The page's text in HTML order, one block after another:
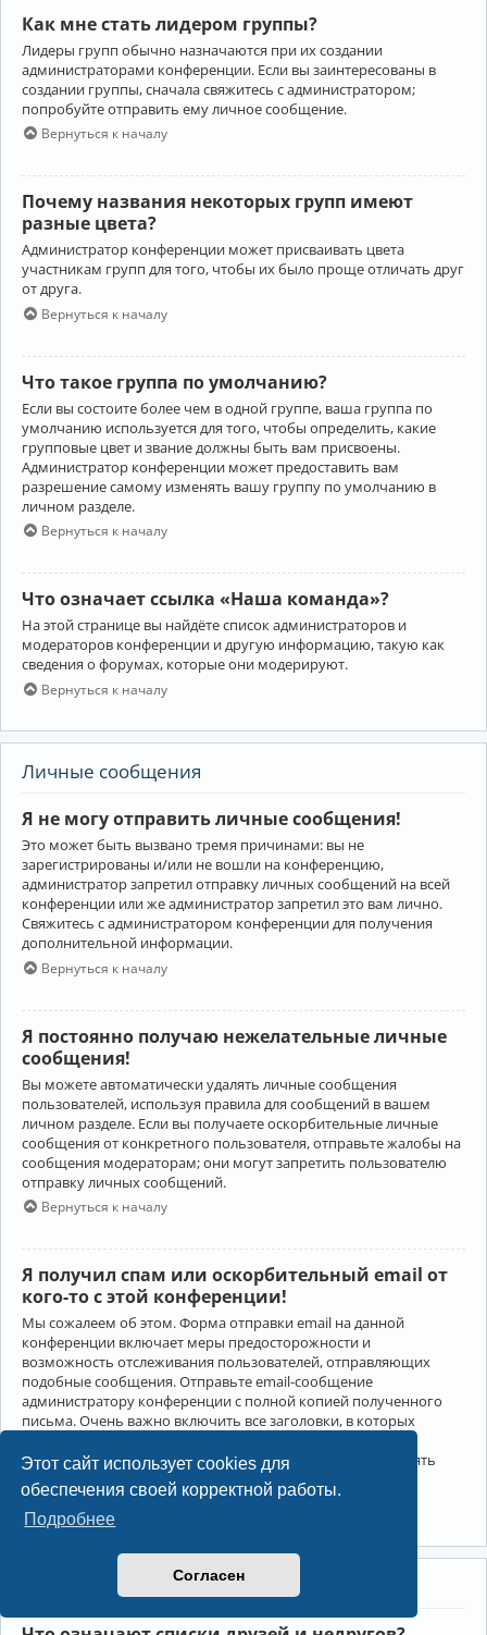
Этот сайт использует cookies для
обеспечения своей корректной работы.
Подробнее
Согласен
Как мне стать лидером группы?
Лидеры групп обычно назначаются при их создании
администраторами конференции. Если вы заинтересованы в
создании группы, сначала свяжитесь с администратором;
попробуйте отправить ему личное сообщение.
Вернуться к началу
Почему названия некоторых групп имеют
разные цвета?
Администратор конференции может присваивать цвета
участникам групп для того, чтобы их было проще отличать друг
от друга.
Вернуться к началу
Что такое группа по умолчанию?
Если вы состоите более чем в одной группе, ваша группа по
умолчанию используется для того, чтобы определить, какие
групповые цвет и звание должны быть вам присвоены.
Администратор конференции может предоставить вам
разрешение самому изменять вашу группу по умолчанию в
личном разделе.
Вернуться к началу
Что означает ссылка «Наша команда»?
На этой странице вы найдёте список администраторов и
модераторов конференции и другую информацию, такую как
сведения о форумах, которые они модерируют.
Вернуться к началу
Личные сообщения
Я не могу отправить личные сообщения!
Это может быть вызвано тремя причинами: вы не
зарегистрированы и/или не вошли на конференцию,
администратор запретил отправку личных сообщений на всей
конференции или же администратор запретил это вам лично.
Свяжитесь с администратором конференции для получения
дополнительной информации.
Вернуться к началу
Я постоянно получаю нежелательные личные
сообщения!
Вы можете автоматически удалять личные сообщения
пользователей, используя правила для сообщений в вашем
личном разделе. Если вы получаете оскорбительные личные
сообщения от конкретного пользователя, отправьте жалобы на
сообщения модераторам; они могут запретить пользователю
отправку личных сообщений.
Вернуться к началу
Я получил спам или оскорбительный email от
кого-то с этой конференции!
Мы сожалеем об этом. Форма отправки email на данной
конференции включает меры предосторожности и
возможность отслеживания пользователей, отправляющих
подобные сообщения. Отправьте email-сообщение
администратору конференции с полной копией полученного
письма. Очень важно включить все заголовки, в которых
Администратор конференции сможет в этом случае принять
меры.
Друзья и недруги